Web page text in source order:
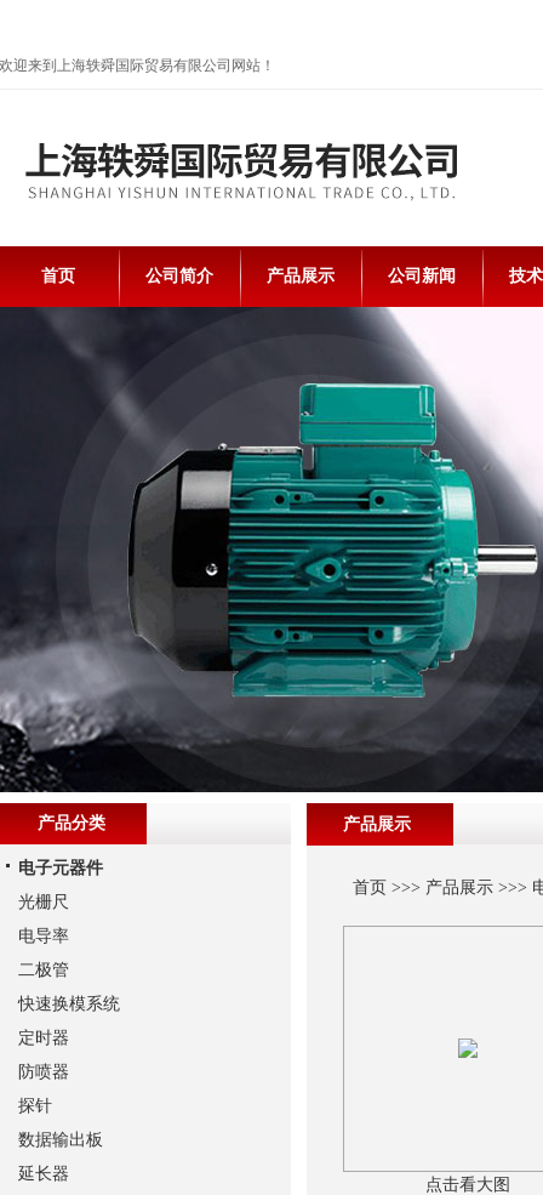
欢迎来到上海轶舜国际贸易有限公司网站！
首页 公司简介 产品展示 公司新闻 技
产品展示
首页 >>> 产品展示>>>
点击看大图
产品分类
电子元器件
光栅尺
电导率
二极管
快速换模系统
定时器
防喷器
探针
数据输出板
延长器